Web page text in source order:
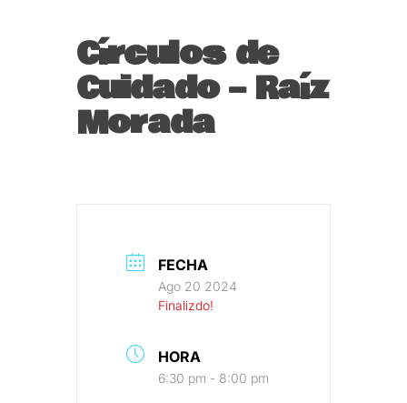
Círculos de
Cuidado – Raíz
Morada
FECHA
Ago 20 2024
Finalizdo!
HORA
6:30 pm - 8:00 pm